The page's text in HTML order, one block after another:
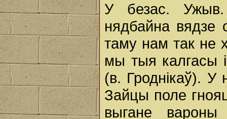
У безас. Ужыв.
нядбайна вядзе
таму нам так не
мы тыя калгасы
(в. Гроднікаў).
Зайцы поле
выгане